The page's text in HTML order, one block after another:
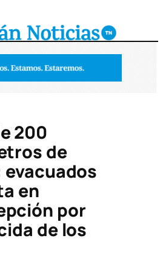
200
de
en
por
de los